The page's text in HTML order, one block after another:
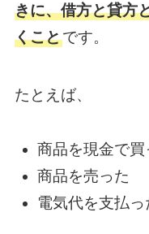
きに、借方と貸方
くことです。
たとえば、
商品を現金で買
商品を売った
電気代を支払っ